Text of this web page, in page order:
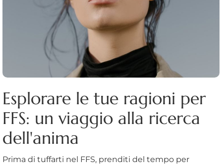
Esplorare le tue ragioni per
FFS: un viaggio alla ricerca
dell'anima
Prima di tuffarti nel FFS, prenditi del tempo per